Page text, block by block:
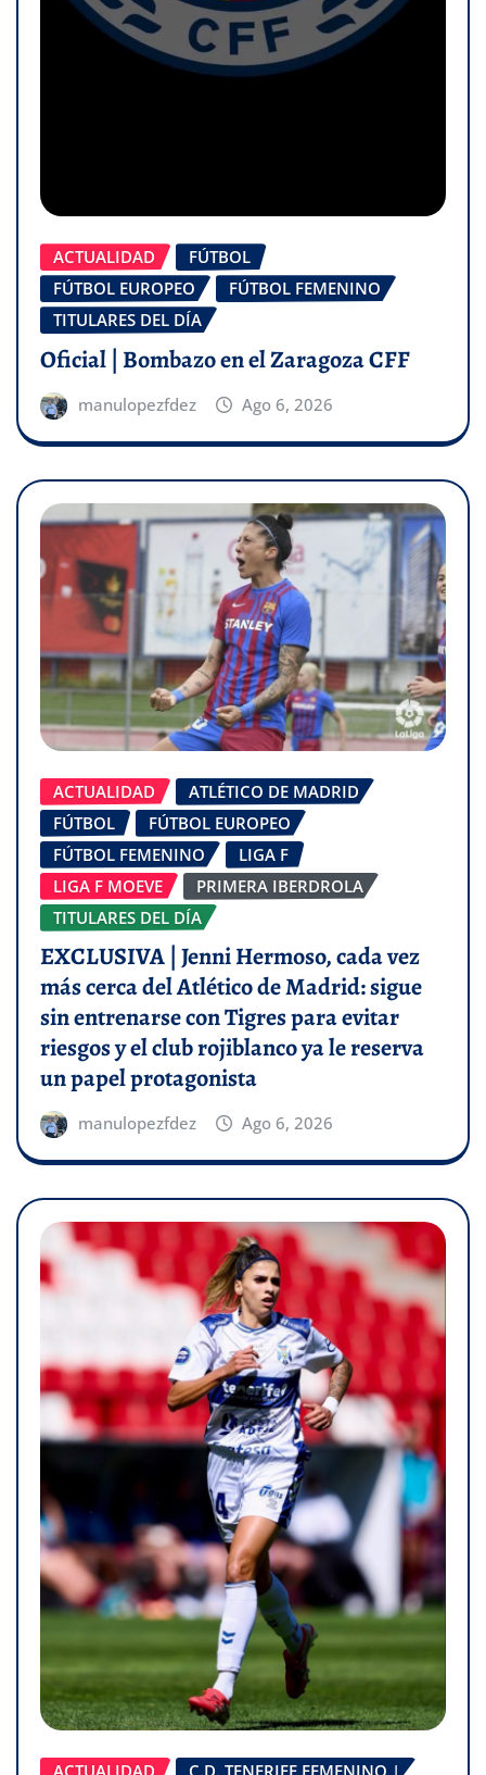
ACTUALIDAD
FÚTBOL
FÚTBOL EUROPEO
FÚTBOL FEMENINO
TITULARES DEL DÍA
Oficial | Bombazo en el Zaragoza CFF
manulopezfdez Ago 6, 2026
ACTUALIDAD
ATLÉTICO DE MADRID
FÚTBOL
FÚTBOL EUROPEO
FÚTBOL FEMENINO
LIGA F
LIGA F MOEVE
PRIMERA IBERDROLA
TITULARES DEL DÍA
EXCLUSIVA | Jenni Hermoso, cada vez
más cerca del Atlético de Madrid: sigue
sin entrenarse con Tigres para evitar
riesgos y el club rojiblanco ya le reserva
un papel protagonista
manulopezfdez Ago 6, 2026
ACTUALIDAD
C.D. TENERIFE FEMENINO |